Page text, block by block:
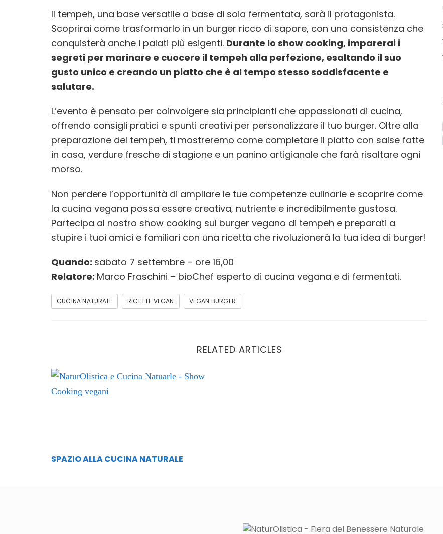
Il tempeh, una base versatile a base di soia fermentata, sarà il protagonista.
Scoprirai come trasformarlo in un burger ricco di sapore, con una consistenza che
conquisterà anche i palati più esigenti. Durante lo show cooking, imparerai i
segreti per marinare e cuocere il tempeh alla perfezione, esaltando il suo
gusto unico e creando un piatto che è al tempo stesso soddisfacente e
salutare.
L’evento è pensato per coinvolgere sia principianti che appassionati di cucina,
offrendo consigli pratici e spunti creativi per personalizzare il tuo burger. Oltre alla
preparazione del tempeh, ti mostreremo come completare il piatto con salse fatte
in casa, verdure fresche di stagione e un panino artigianale che farà risaltare ogni
morso.
Non perdere l’opportunità di ampliare le tue competenze culinarie e scoprire come
la cucina vegana possa essere creativa, nutriente e incredibilmente gustosa.
Partecipa al nostro show cooking sul burger vegano di tempeh e preparati a
stupire i tuoi amici e familiari con una ricetta che rivoluzionerà la tua idea di burger!
Quando: sabato 7 settembre – ore 16,00
Relatore: Marco Fraschini – bioChef esperto di cucina vegana e di fermentati.
CUCINA NATURALE RICETTE VEGAN VEGAN BURGER
RELATED ARTICLES
Spazio alla cucina naturale
SPAZIO ALLA CUCINA NATURALE